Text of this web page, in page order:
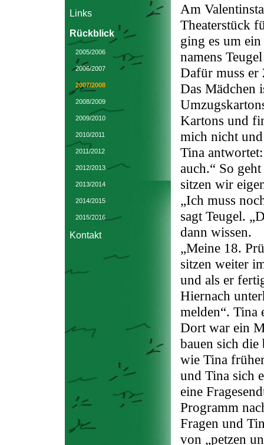
Links
Rückblick
2005/2006
2006/2007
2007/2008
2008/2009
2009/2010
2010/2011
2011/2012
2012/2013
2013/2014
2014/2015
2015/2016
Kontakt
Am
Theaterstück
ging es um
namens
Dafür muss er
Das Mädchen
Kartons und
mich nicht
Tina
auch.“ So
sitzen wir
„Ich muss
sagt Teugel.
dann wissen.
„Meine 18.
sitzen weiter
und als er
Hiernach
melden“. Tina
Dort war ein
bauen sich die
wie Tina
und Tina sich
eine
Programm
Fragen und
von „petzen